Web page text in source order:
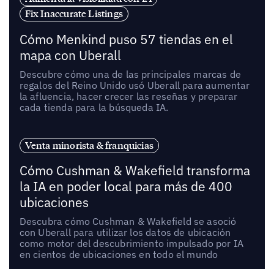
Fix Inaccurate Listings
Cómo Menkind puso 57 tiendas en el
mapa con Uberall
Descubre cómo una de las principales marcas de
regalos del Reino Unido usó Uberall para aumentar
la afluencia, hacer crecer las reseñas y preparar
cada tienda para la búsqueda IA.
Venta minorista & franquicias
Cómo Cushman & Wakefield transforma
la IA en poder local para más de 400
ubicaciones
Descubra cómo Cushman & Wakefield se asoció
con Uberall para utilizar los datos de ubicación
como motor del descubrimiento impulsado por IA
en cientos de ubicaciones en todo el mundo